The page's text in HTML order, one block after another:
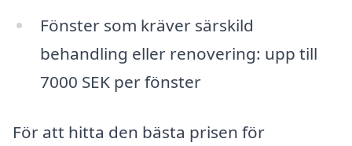
Fönster som kräver särskild
behandling eller renovering: upp till
7000 SEK per fönster
För att hitta den bästa prisen för